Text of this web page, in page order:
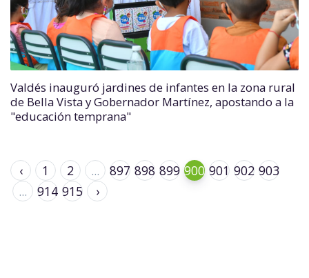
Valdés inauguró jardines de infantes en la zona rural
de Bella Vista y Gobernador Martínez, apostando a la
"educación temprana"
‹ 1 2 ... 897 898 899 900 901 902 903
...
914 915 ›